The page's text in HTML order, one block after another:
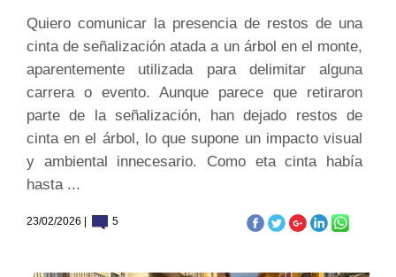
Quiero comunicar la presencia de restos de una
cinta de señalización atada a un árbol en el monte,
aparentemente utilizada para delimitar alguna
carrera o evento. Aunque parece que retiraron
parte de la señalización, han dejado restos de
cinta en el árbol, lo que supone un impacto visual
y ambiental innecesario. Como eta cinta había
hasta ...
23/02/2026 | 5